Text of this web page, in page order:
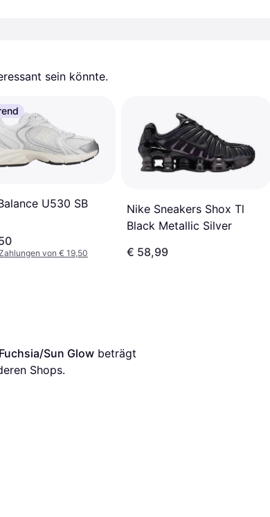
sein könnte.
U530 SB
von € 19,50
Nike Sneakers Shox Tl
Black Metallic Silver
€ 58,99
Sun Glow beträgt
Shops.